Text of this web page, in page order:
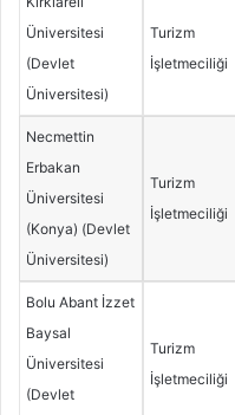
Üniversitesi
(Devlet
Üniversitesi)
Turizm
İşletmeciliği
Necmettin
Erbakan
Üniversitesi
(Konya) (Devlet
Üniversitesi)
Turizm
İşletmeciliği
Bolu Abant İzzet
Baysal
Üniversitesi
(Devlet
Turizm
İşletmeciliği